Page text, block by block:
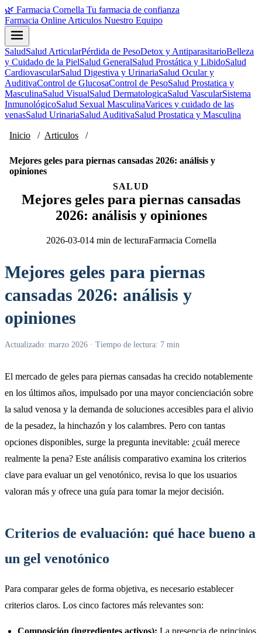
🌿 Farmacia Cornella Tu farmacia de confianza
Farmacia Online Articulos Nuestro Equipo
SaludSalud ArticularPérdida de PesoDetox y AntiparasitarioBelleza
y Cuidado de la PielSalud GeneralSalud Prostática y LibidoSalud
CardiovascularSalud Digestiva y UrinariaSalud Ocular y
AuditivaControl de GlucosaControl de PesoSalud Prostatica y
MasculinaSalud VisualSalud DermatologicaSalud VascularSistema
InmunológicoSalud Sexual MasculinaVarices y cuidado de las
venasSalud UrinariaSalud AuditivaSalud Prostatica y Masculina
Inicio / Articulos /
Mejores geles para piernas cansadas 2026: análisis y
opiniones
SALUD
Mejores geles para piernas cansadas
2026: análisis y opiniones
2026-03-014 min de lecturaFarmacia Cornella
Mejores geles para piernas
cansadas 2026: análisis y
opiniones
Actualizado: marzo 2026 · Tiempo de lectura: 7 min
El mercado de geles para piernas cansadas ha crecido notablemente
en los últimos años, impulsado por una mayor concienciación sobre
la salud venosa y la demanda de soluciones accesibles para el alivio
de la pesadez, la hinchazón y los calambres. Pero con tantas
opciones disponibles, surge la pregunta inevitable: ¿cuál merece
realmente la pena? Este análisis comparativo examina los criterios
clave para evaluar un gel venotónico, revisa lo que los usuarios
valoran más y ofrece una guía para tomar la mejor decisión.
Criterios de evaluación: qué hace bueno a
un gel venotónico
Para comparar geles de forma objetiva, es necesario establecer
criterios claros. Los cinco factores más relevantes son:
Composición (ingredientes activos): La presencia de principios